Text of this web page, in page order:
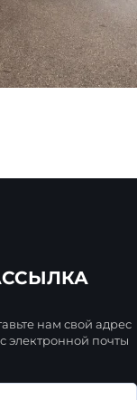
нам свой адрес
электронной почты